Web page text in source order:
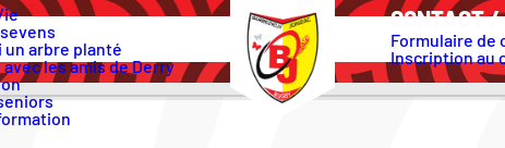
un arbre planté
les amis de Derry
CONTACT /
Formulaire de
Inscription au